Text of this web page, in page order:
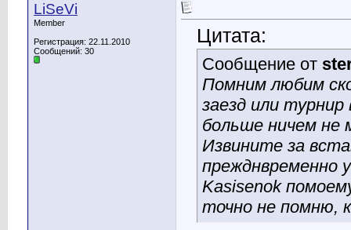
LiSeVi
Member
Регистрация: 22.11.2010
Сообщений: 30
Цитата:
Сообщение от
Помним любим
заезд или
больше ничем
Извините за
прежднвременно
Kasisenok
точно не помню,